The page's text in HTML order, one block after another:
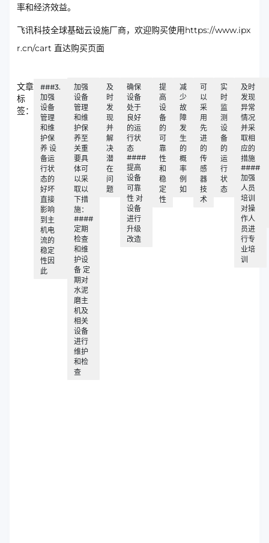
率和经济效益。
飞讯科技全球基础云设施厂商，欢迎购买使用https://www.ipx
r.cn/cart 直达购买页面
文章
标
签：
###3.
加强
设备
管理
和维
护保
养 设
备运
行状
态的
好坏
直接
影响
到主
机电
流的
稳定
性因
此
加强
设备
管理
和维
护保
养至
关重
要具
体可
以采
取以
下措
施：
####
定期
检查
和维
护设
备 定
期对
水泥
磨主
机及
相关
设备
进行
维护
和检
查
及
时
发
现
并
解
决
潜
在
问
题
确保
设备
处于
良好
的运
行状
态
####
提高
设备
可靠
性 对
设备
进行
升级
改造
提
高
设
备
的
可
靠
性
和
稳
定
性
减
少
故
障
发
生
的
概
率
例
如
可
以
采
用
先
进
的
传
感
器
技
术
实
时
监
测
设
备
的
运
行
状
态
及时
发现
异常
情况
并采
取相
应的
措施
####
加强
人员
培训
对操
作人
员进
行专
业培
训